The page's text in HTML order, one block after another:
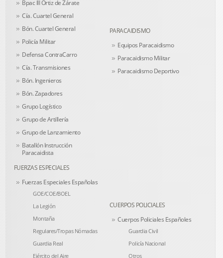
Bpac III Ortiz de Zárate
Cía. Cuartel General
Bón. Cuartel General
Policía Militar
Defensa ContraCarro
Cía. Transmisiones
Bón. Ingenieros
Bón. Zapadores
Grupo Logístico
Grupo de Artillería
Grupo de Lanzamiento
Batallón Instrucción
Paracaidista
PARACAIDISMO
Equipos Paracaidismo
Paracaidismo Militar
Paracaidismo Deportivo
FUERZAS ESPECIALES
Fuerzas Especiales Españolas
GOE/COE/BOEL
La Legión
Montaña
Regulares/Tropas Nómadas
Guardia Real
Ejército del Aire
CUERPOS POLICIALES
Cuerpos Policiales Españoles
Guardia Civil
Policía Nacional
Otros